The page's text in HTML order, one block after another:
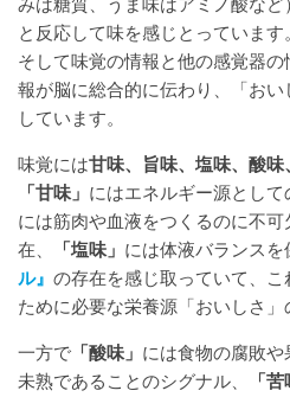
と反応して味を感じとっています。
そして味覚の情報と他の感覚器の
報が脳に総合的に伝わり、「お
しています。
味覚には甘味、旨味、塩味、酸味
「甘味」 にはエネルギー源として
には筋肉や血液をつくるのに不可
在、
「塩味」 には体液バランス
ル』 の存在を感じ取っていて、こ
ために必要な栄養源「おいしさ」
一方で 「酸味」 には食物の腐敗や
未熟であることのシグナル、
「苦